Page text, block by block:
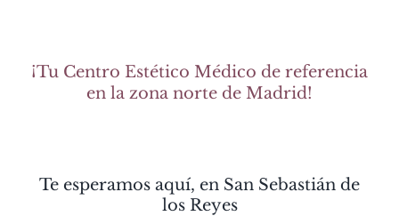
¡Tu Centro Estético Médico de referencia
en la zona norte de Madrid!
Te esperamos aquí, en San Sebastián de
los Reyes